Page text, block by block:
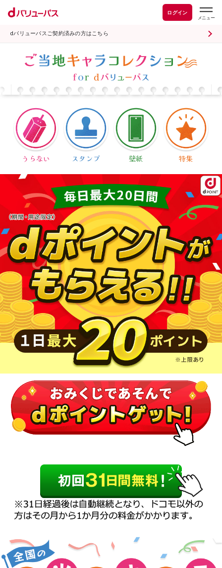
ログイン
dバリューパスご契約済みの方はこちら
うらない スタンプ 壁紙 特集